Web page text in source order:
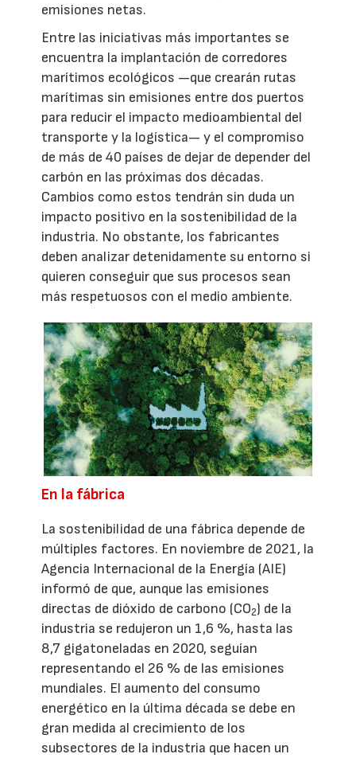
emisiones netas.
Entre las iniciativas más importantes se
encuentra la implantación de corredores
marítimos ecológicos —que crearán rutas
marítimas sin emisiones entre dos puertos
para reducir el impacto medioambiental del
transporte y la logística— y el compromiso
de más de 40 países de dejar de depender del
carbón en las próximas dos décadas.
Cambios como estos tendrán sin duda un
impacto positivo en la sostenibilidad de la
industria. No obstante, los fabricantes
deben analizar detenidamente su entorno si
quieren conseguir que sus procesos sean
más respetuosos con el medio ambiente.
En la fábrica
La sostenibilidad de una fábrica depende de
múltiples factores. En noviembre de 2021, la
Agencia Internacional de la Energía (AIE)
informó de que, aunque las emisiones
directas de dióxido de carbono (CO2) de la
industria se redujeron un 1,6 %, hasta las
8,7 gigatoneladas en 2020, seguían
representando el 26 % de las emisiones
mundiales. El aumento del consumo
energético en la última década se debe en
gran medida al crecimiento de los
subsectores de la industria que hacen un